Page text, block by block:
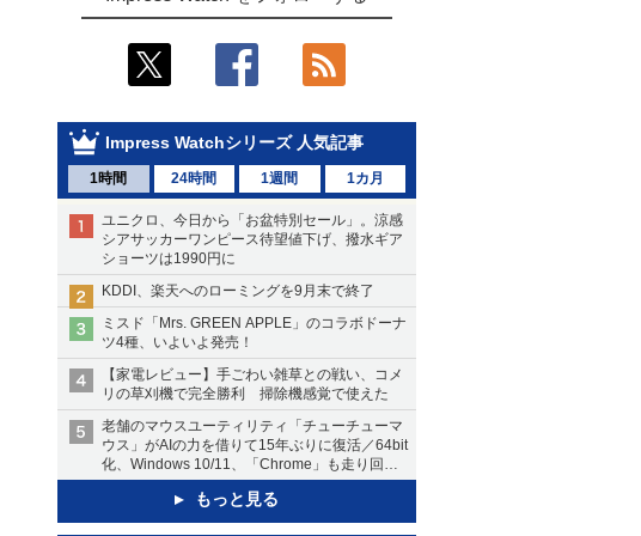
Impress Watchシリーズ 人気記事
1時間 24時間 1週間 1カ月
ユニクロ、今日から「お盆特別セール」。涼感
シアサッカーワンピース待望値下げ、撥水ギア
ショーツは1990円に
KDDI、楽天へのローミングを9月末で終了
ミスド「Mrs. GREEN APPLE」のコラボドーナ
ツ4種、いよいよ発売！
【家電レビュー】手ごわい雑草との戦い、コメ
リの草刈機で完全勝利 掃除機感覚で使えた
老舗のマウスユーティリティ「チューチューマ
ウス」がAIの力を借りて15年ぶりに復活／64bit
化、Windows 10/11、「Chrome」も走り回
る。復活記念で2026年末まで500円
もっと見る